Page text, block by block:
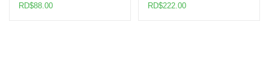
RD$88.00
RD$222.00